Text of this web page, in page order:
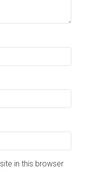
in this browser